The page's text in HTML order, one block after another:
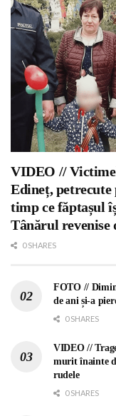
VIDEO //
Edineț,
timp ce făptașul
Tânărul revenise
0 SHARES
FOTO //
de ani și-a
0 SHARES
VIDEO //
murit înainte
rudele
0 SHARES